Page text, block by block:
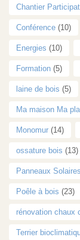
Chantier
Conférence (10)
Energies (10)
Formation (5)
laine de bois (5)
Ma maison Ma
Monomur (14)
ossature bois (13)
Panneaux Solaires
Poêle à bois (23)
rénovation chaux
Terrier